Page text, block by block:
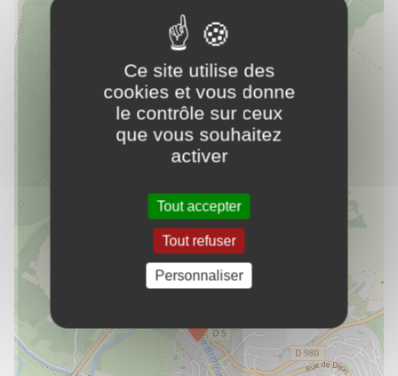
Cinéma le Phoenix Montbard PLUS D'INFOS
Collège Alesia
COPAS Communauté de communes du pays
d'Alesia et de la Seine
Ecole de Darcey PLUS D'INFOS
Scolaire
Centre Aquatique Amphitrite de Monbard
rue Michel Servet
02 51 98 08 30
Ce site utilise des
cookies et vous donne
le contrôle sur ceux
que vous souhaitez
activer
Tout accepter
Tout refuser
Personnaliser